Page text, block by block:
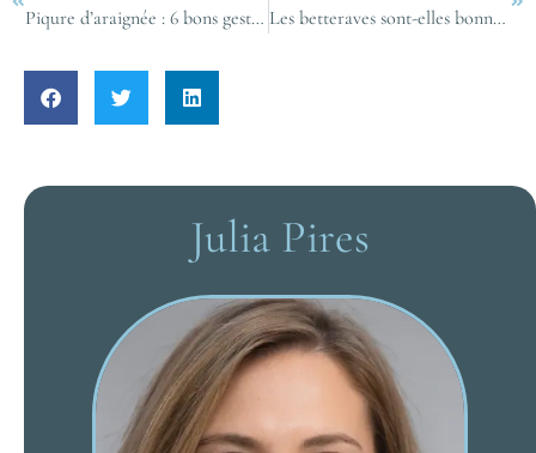
Piqure d’araignée : 6 bons gestes à connaître ! Les betteraves sont-elles bonnes pour vous ? Oui, et vous devriez en manger !
Julia Pires